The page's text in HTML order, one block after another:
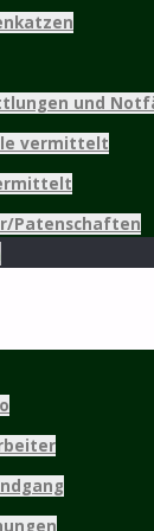
und
vermittelt
Patenschaften
VON